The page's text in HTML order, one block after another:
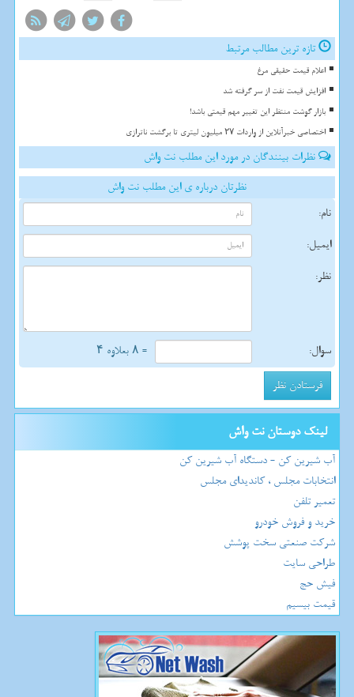
تازه ترین مطالب مرتبط
اعلام قیمت حقیقی مرغ
افزایش قیمت نفت از سر گرفته شد
بازار گوشت منتظر این تغییر مهم قیمتی باشد!
اختصاصی خبرآنلاین از واردات ۲۷ میلیون لیتری تا برگشت ناترازی
نظرات بینندگان در مورد این مطلب نت واش
نظرتان درباره ی این مطلب نت واش
نام:
ایمیل:
نظر:
سوال: = ۸ بعلاوه ۴
لینک دوستان نت واش
آب شیرین کن - دستگاه آب شیرین کن
انتخابات مجلس ، کاندیدای مجلس
تعمیر تلفن
خرید و فروش خودرو
شرکت صنعتی سخت پوشش
طراحی سایت
فیش حج
قیمت بیسیم